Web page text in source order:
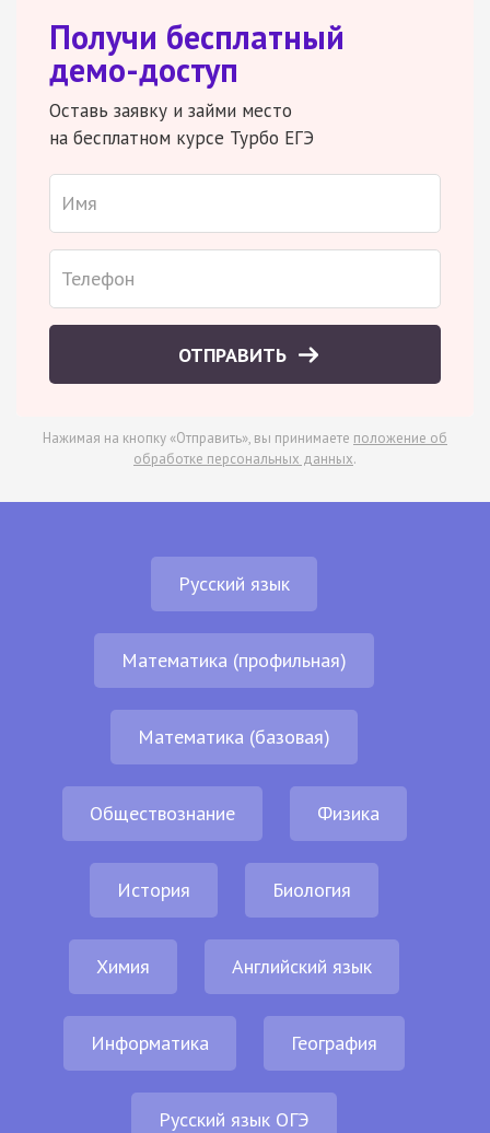
Получи бесплатный
демо-доступ
Оставь заявку и займи место
на бесплатном курсе Турбо ЕГЭ
ОТПРАВИТЬ
Нажимая на кнопку «Отправить», вы принимаете положение об
обработке персональных данных.
Русский язык
Математика (профильная)
Математика (базовая)
Обществознание Физика
История Биология
Химия Английский язык
Информатика География
Русский язык ОГЭ